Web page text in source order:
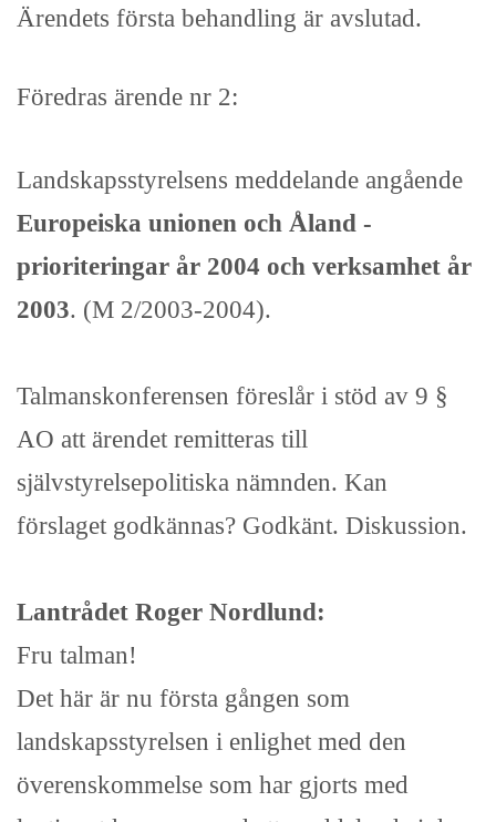
Ärendets första behandling är avslutad.
Föredras ärende nr 2:
Landskapsstyrelsens meddelande angående
Europeiska unionen och Åland -
prioriteringar år 2004 och verksamhet år
2003. (M 2/2003-2004).
Talmanskonferensen föreslår i stöd av 9 §
AO att ärendet remitteras till
självstyrelsepolitiska nämnden. Kan
förslaget godkännas? Godkänt. Diskussion.
Lantrådet Roger Nordlund:
Fru talman!
Det här är nu första gången som
landskapsstyrelsen i enlighet med den
överenskommelse som har gjorts med